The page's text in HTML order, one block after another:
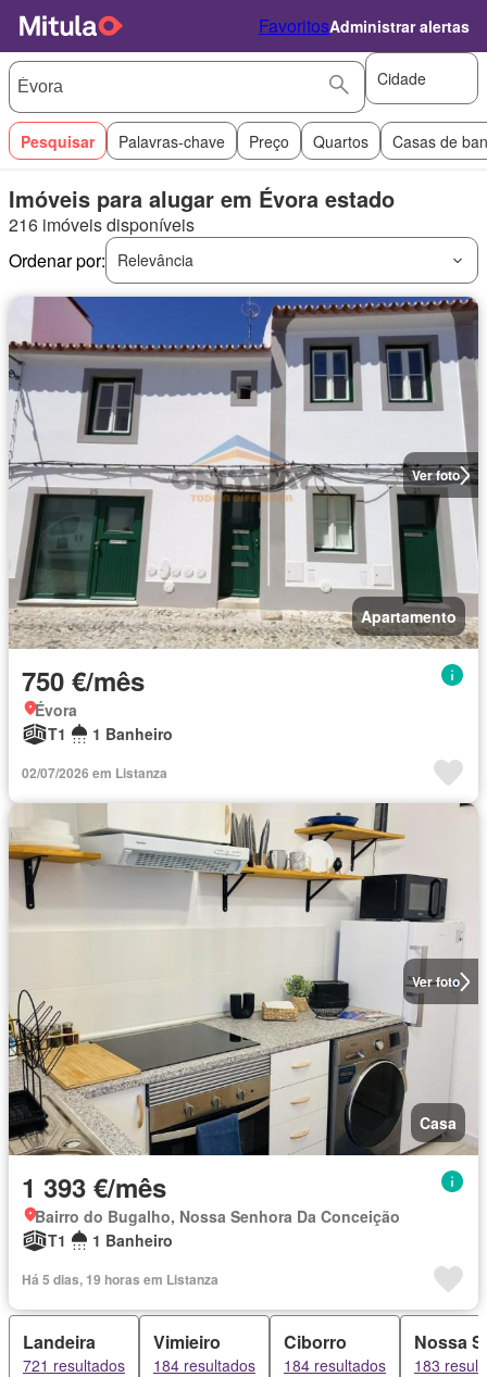
FavoritosAdministrar alertas
Cidade
Pesquisar Palavras-chave Preço Quartos Casas de
Imóveis para alugar em Évora estado
216 imóveis disponíveis
Ordenar por:
Relevância
Ver foto
Apartamento
750 €/mês
Évora
T1
1 Banheiro
02/07/2026 em Listanza
Ver foto
Casa
1 393 €/mês
Bairro do Bugalho, Nossa Senhora Da Conceição
T1
1 Banheiro
Há 5 dias, 19 horas em Listanza
Landeira
721 resultados
Vimieiro
184 resultados
Ciborro
184 resultados
Nossa
183